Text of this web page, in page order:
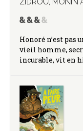
Honoré n’est pas
vieil homme,
incurable, vit en